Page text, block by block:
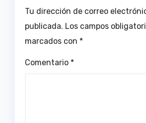
Tu dirección de correo
publicada. Los campos
marcados con *
Comentario *